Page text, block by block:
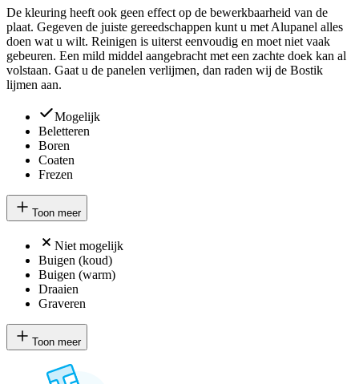
De kleuring heeft ook geen effect op de bewerkbaarheid van de
plaat. Gegeven de juiste gereedschappen kunt u met Alupanel alles
doen wat u wilt. Reinigen is uiterst eenvoudig en moet niet vaak
gebeuren. Een mild middel aangebracht met een zachte doek kan al
volstaan. Gaat u de panelen verlijmen, dan raden wij de Bostik
lijmen aan.
Mogelijk
Beletteren
Boren
Coaten
Frezen
Toon meer
Niet mogelijk
Buigen (koud)
Buigen (warm)
Draaien
Graveren
Toon meer